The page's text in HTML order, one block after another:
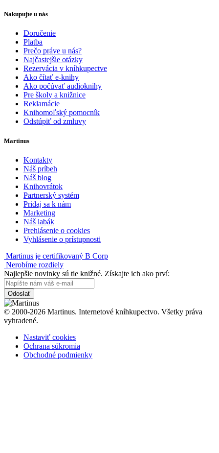
Nakupujte u nás
Doručenie
Platba
Prečo práve u nás?
Najčastejšie otázky
Rezervácia v kníhkupectve
Ako čítať e-knihy
Ako počúvať audioknihy
Pre školy a knižnice
Reklamácie
Knihomoľský pomocník
Odstúpiť od zmluvy
Martinus
Kontakty
Náš príbeh
Náš blog
Knihovrátok
Partnerský systém
Pridaj sa k nám
Marketing
Náš labák
Prehlásenie o cookies
Vyhlásenie o prístupnosti
Martinus je certifikovaný B Corp
Nerobíme rozdiely
Najlepšie novinky sú tie knižné. Získajte ich ako prví:
Odoslať
© 2000-2026 Martinus. Internetové kníhkupectvo. Všetky práva
vyhradené.
Nastaviť cookies
Ochrana súkromia
Obchodné podmienky